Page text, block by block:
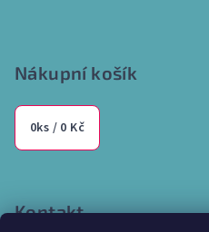
Nákupní košík
0ks / 0 Kč
Kontakt